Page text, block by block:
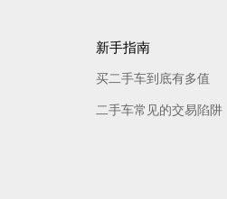
新手指南
买二手车到底有多值
二手车常见的交易陷阱